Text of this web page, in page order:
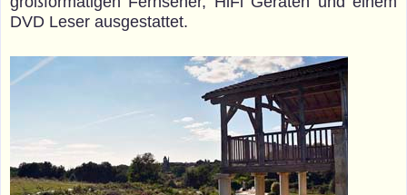
DVD Leser ausgestattet.